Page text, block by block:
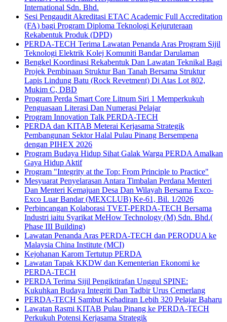
International Sdn. Bhd.
Sesi Pengaudit Akreditasi ETAC Academic Full Accreditation
(FA) bagi Program Diploma Teknologi Kejuruteraan
Rekabentuk Produk (DPD)
PERDA-TECH Terima Lawatan Penanda Aras Program Sijil
Teknologi Elektrik Kolej Komuniti Bandar Darulaman
Bengkel Koordinasi Rekabentuk Dan Lawatan Teknikal Bagi
Projek Pembinaan Struktur Ban Tanah Bersama Struktur
Lapis Lindung Batu (Rock Revetment) Di Atas Lot 802,
Mukim C, DBD
Program Perda Smart Core Litnum Siri 1 Memperkukuh
Penguasaan Literasi Dan Numerasi Pelajar
Program Innovation Talk PERDA-TECH
PERDA dan KITAB Meterai Kerjasama Strategik
Pembangunan Sektor Halal Pulau Pinang Bersempena
dengan PIHEX 2026
Program Budaya Hidup Sihat Galak Warga PERDA Amalkan
Gaya Hidup Aktif
Program "Integrity at the Top: From Principle to Practice"
Mesyuarat Penyelarasan Antara Timbalan Perdana Menteri
Dan Menteri Kemajuan Desa Dan Wilayah Bersama Exco-
Exco Luar Bandar (MEXCLUB) Ke-61, Bil. 1/2026
Perbincangan Kolaborasi TVET-PERDA-TECH Bersama
Industri iaitu Syarikat MeHow Technology (M) Sdn. Bhd.(
Phase III Building)
Lawatan Penanda Aras PERDA-TECH dan PERODUA ke
Malaysia China Institute (MCI)
Kejohanan Karom Tertutup PERDA
Lawatan Tapak KKDW dan Kementerian Ekonomi ke
PERDA-TECH
PERDA Terima Sijil Pengiktirafan Unggul SPINE:
Kukuhkan Budaya Integriti Dan Tadbir Urus Cemerlang
PERDA-TECH Sambut Kehadiran Lebih 320 Pelajar Baharu
Lawatan Rasmi KITAB Pulau Pinang ke PERDA-TECH
Perkukuh Potensi Kerjasama Strategik